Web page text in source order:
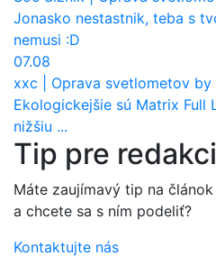
Jonasko nestastnik, teba s
nemusi :D
07.08
xxc
Oprava svetlometov by mala byť normou.
Ekologickejšie sú Matrix Full
nižšiu ...
Tip pre
Máte zaujímavý tip na článok
a chcete sa s ním podeliť?
Kontaktujte nás